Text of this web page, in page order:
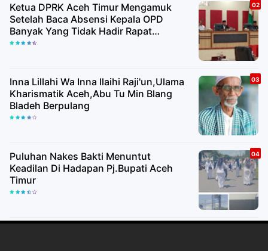
Ketua DPRK Aceh Timur Mengamuk
Setelah Baca Absensi Kepala OPD
Banyak Yang Tidak Hadir Rapat
Paripurna
Inna Lillahi Wa Inna Ilaihi Raji'un,Ulama
Kharismatik Aceh,Abu Tu Min Blang
Bladeh Berpulang
Puluhan Nakes Bakti Menuntut
Keadilan Di Hadapan Pj.Bupati Aceh
Timur